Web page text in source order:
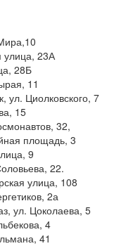
улица, 23А
28Б
11
ул. Циолковского, 7
15
32,
площадь, 3
9
22.
улица, 108
2а
ул. Цоколаева, 5
4
41